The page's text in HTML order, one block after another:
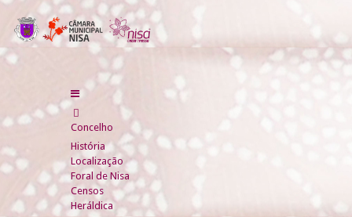
Concelho
História
Localização
Foral de Nisa
Censos
Heráldica